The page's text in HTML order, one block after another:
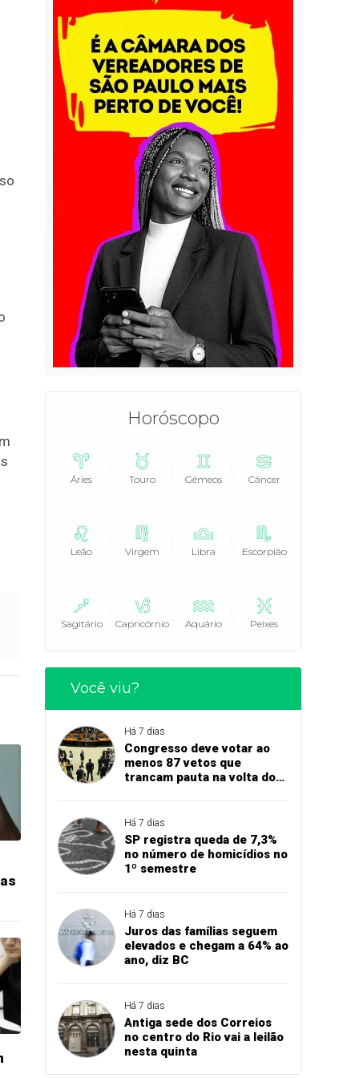
Horóscopo
Áries Touro Gêmeos Câncer
Leão Virgem Libra Escorpião
Sagitário Capricórnio Aquário Peixes
Você viu?
Há 7 dias
Congresso deve votar ao
menos 87 vetos que
trancam pauta na volta do
Há 7 dias
SP registra queda de 7,3%
no número de homicídios no
1º semestre
Há 7 dias
Juros das famílias seguem
elevados e chegam a 64% ao
ano, diz BC
Há 7 dias
Antiga sede dos Correios
no centro do Rio vai a leilão
nesta quinta